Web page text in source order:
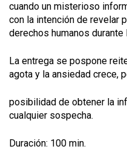
cuando un misterioso
con la intención de revelar
derechos humanos durante
La entrega se pospone
agota y la ansiedad crece,
posibilidad de obtener la
cualquier sospecha.
Duración: 100 min.